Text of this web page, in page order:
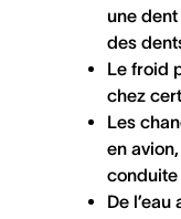
une
des
Le froid
chez
Les
en
conduite
De